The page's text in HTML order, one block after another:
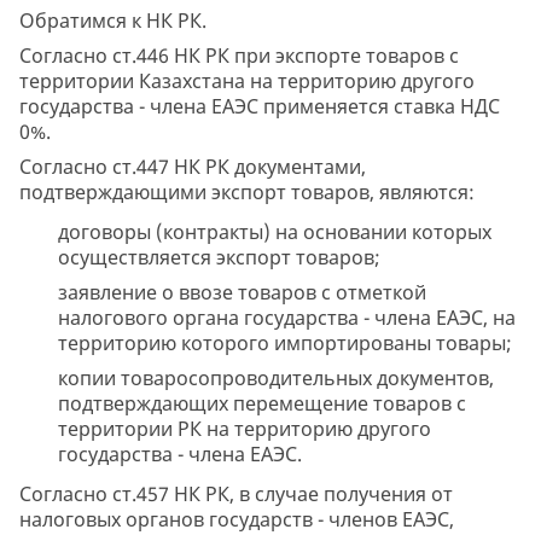
Обратимся к НК РК.
Согласно ст.446 НК РК при экспорте товаров с
территории Казахстана на территорию другого
государства - члена ЕАЭС применяется ставка НДС
0%.
Согласно ст.447 НК РК документами,
подтверждающими экспорт товаров, являются:
договоры (контракты) на основании которых
осуществляется экспорт товаров;
заявление о ввозе товаров с отметкой
налогового органа государства - члена ЕАЭС, на
территорию которого импортированы товары;
копии товаросопроводительных документов,
подтверждающих перемещение товаров с
территории РК на территорию другого
государства - члена ЕАЭС.
Согласно ст.457 НК РК, в случае получения от
налоговых органов государств - членов ЕАЭС,